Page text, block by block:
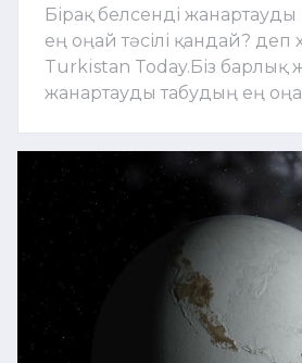
Бірақ белсенді жанартауды
ең оңай тәсілі қандай? деп
Turkistan Today.Біз барлық
жанартауды табудың ең